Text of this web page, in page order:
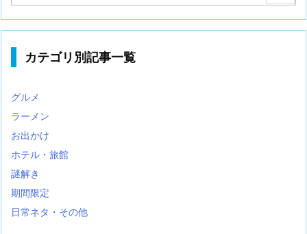
カテゴリ別記事一覧
グルメ
ラーメン
お出かけ
ホテル・旅館
謎解き
期間限定
日常ネタ・その他